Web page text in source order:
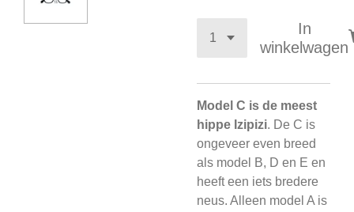
In
winkelwagen
Model C is de meest
hippe Izipizi. De C is
ongeveer even breed
als model B, D en E en
heeft een iets bredere
neus. Alleen model A is